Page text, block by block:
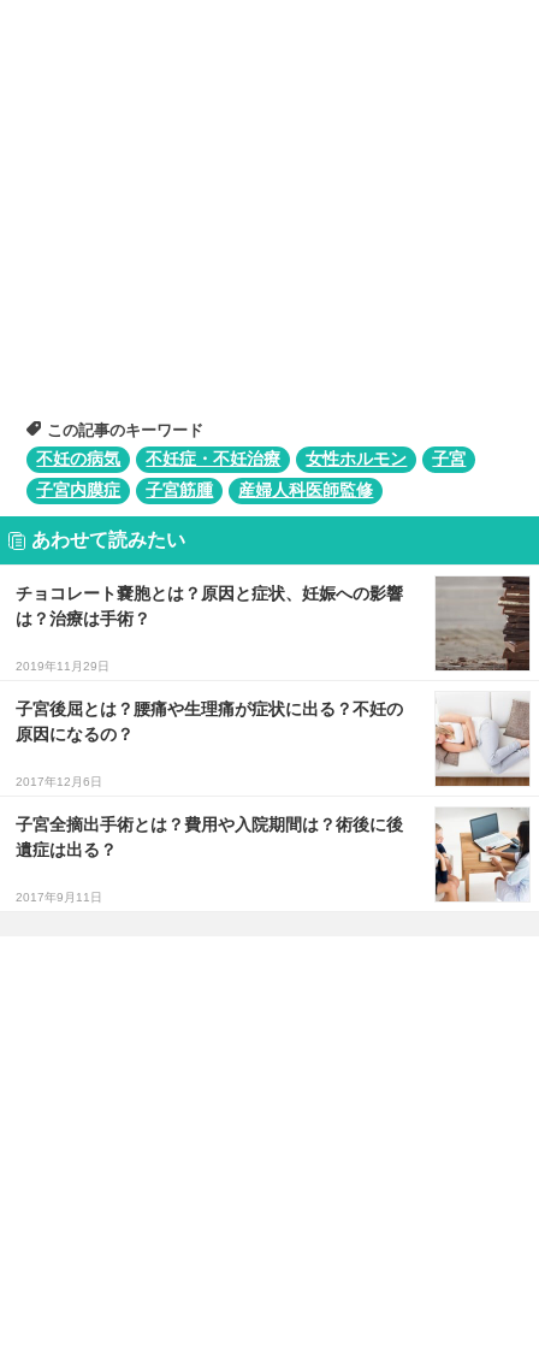
この記事のキーワード
不妊の病気
不妊症・不妊治療 女性ホルモン
子宮
子宮内膜症
子宮筋腫 産婦人科医師監修
あわせて読みたい
チョコレート嚢胞とは？原因と症状、妊娠への影響
は？治療は手術？
2019年11月29日
子宮後屈とは？腰痛や生理痛が症状に出る？不妊の
原因になるの？
2017年12月6日
子宮全摘出手術とは？費用や入院期間は？術後に後
遺症は出る？
2017年9月11日